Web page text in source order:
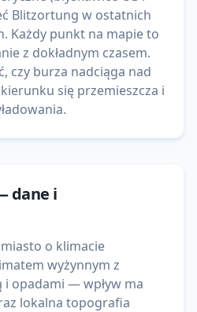
Blitzortung w ostatnich
Każdy punkt na mapie to
z dokładnym czasem.
czy burza nadciąga nad
się przemieszcza i
dane i
o klimacie
wyżynnym z
opadami — wpływ ma
lokalna topografia